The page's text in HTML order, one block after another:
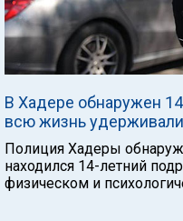
В Хадере обнаружен
всю жизнь
Полиция Хадеры
находился 14-летний
физическом и